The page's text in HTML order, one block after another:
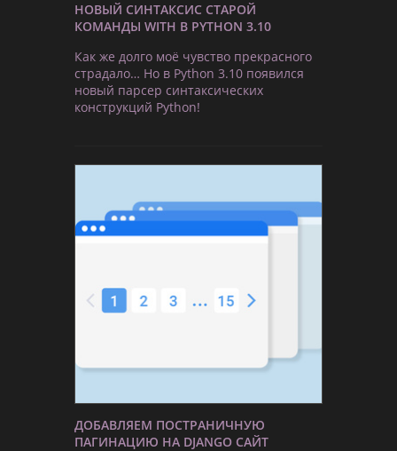
НОВЫЙ СИНТАКСИС СТАРОЙ
КОМАНДЫ WITH В PYTHON 3.10
Как же долго моё чувство прекрасного
страдало… Но в Python 3.10 появился
новый парсер синтаксических
конструкций Python!
ДОБАВЛЯЕМ ПОСТРАНИЧНУЮ
ПАГИНАЦИЮ НА DJANGO САЙТ